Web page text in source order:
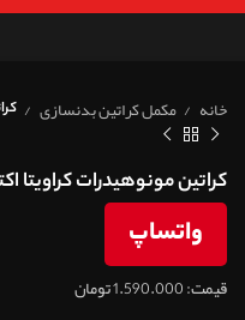
خانه مکمل کراتین بدنسازی
کراتین مونوهیدرات کراویتا
واتساپ
قیمت: 1.590.000 تومان